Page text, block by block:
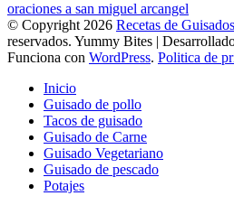
oraciones a san miguel arcangel
© Copyright 2026 Recetas de Guisados
reservados. Yummy Bites |
Funciona con WordPress. Politica de
Inicio
Guisado de pollo
Tacos de guisado
Guisado de Carne
Guisado Vegetariano
Guisado de pescado
Potajes